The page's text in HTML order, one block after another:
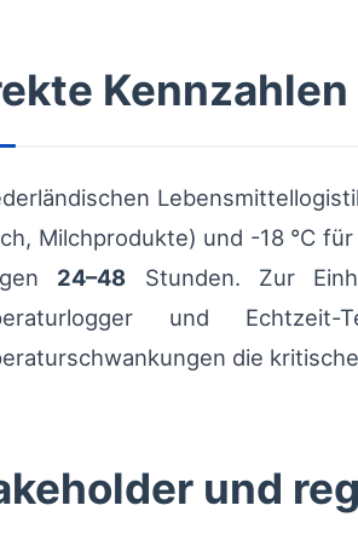
Milchprodukte) und -18 °C
24–48 Stunden. Zur
und
die
und